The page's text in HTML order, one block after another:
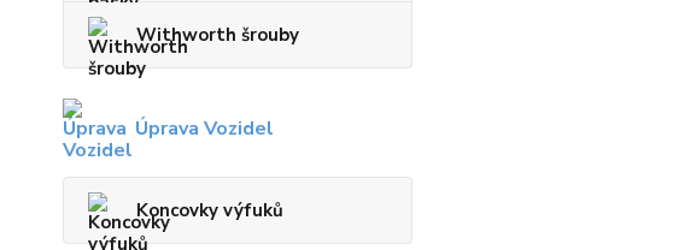
Withworth šrouby
Úprava Vozidel
Koncovky výfuků